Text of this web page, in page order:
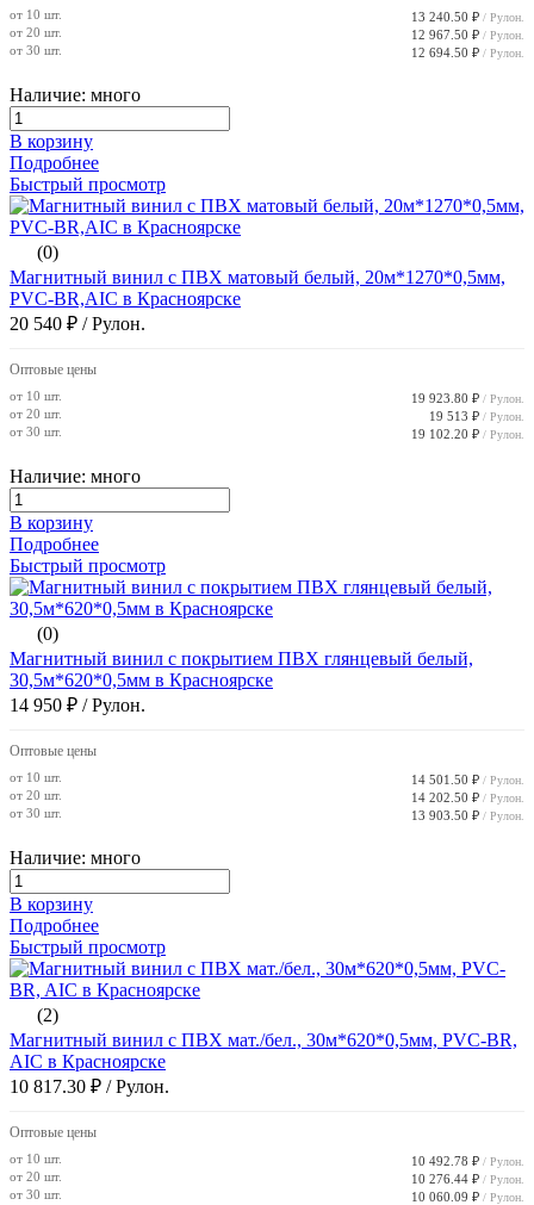
от 10 шт. 13 240.50 ₽ / Рулон.
от 20 шт. 12 967.50 ₽ / Рулон.
от 30 шт. 12 694.50 ₽ / Рулон.
Наличие: много
В корзину
Подробнее
Быстрый просмотр
(0)
Магнитный винил с ПВХ матовый белый, 20м*1270*0,5мм,
PVC-BR,AIC в Красноярске
20 540 ₽ / Рулон.
Оптовые цены
от 10 шт. 19 923.80 ₽ / Рулон.
от 20 шт. 19 513 ₽ / Рулон.
от 30 шт. 19 102.20 ₽ / Рулон.
Наличие: много
В корзину
Подробнее
Быстрый просмотр
(0)
Магнитный винил с покрытием ПВХ глянцевый белый,
30,5м*620*0,5мм в Красноярске
14 950 ₽ / Рулон.
Оптовые цены
от 10 шт. 14 501.50 ₽ / Рулон.
от 20 шт. 14 202.50 ₽ / Рулон.
от 30 шт. 13 903.50 ₽ / Рулон.
Наличие: много
В корзину
Подробнее
Быстрый просмотр
(2)
Магнитный винил с ПВХ мат./бел., 30м*620*0,5мм, PVC-BR,
AIC в Красноярске
10 817.30 ₽ / Рулон.
Оптовые цены
от 10 шт. 10 492.78 ₽ / Рулон.
от 20 шт. 10 276.44 ₽ / Рулон.
от 30 шт. 10 060.09 ₽ / Рулон.